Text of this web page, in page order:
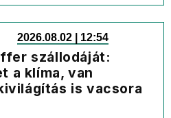
2026.08.02 | 12:54
szállodáját:
a klíma, van
is vacsora